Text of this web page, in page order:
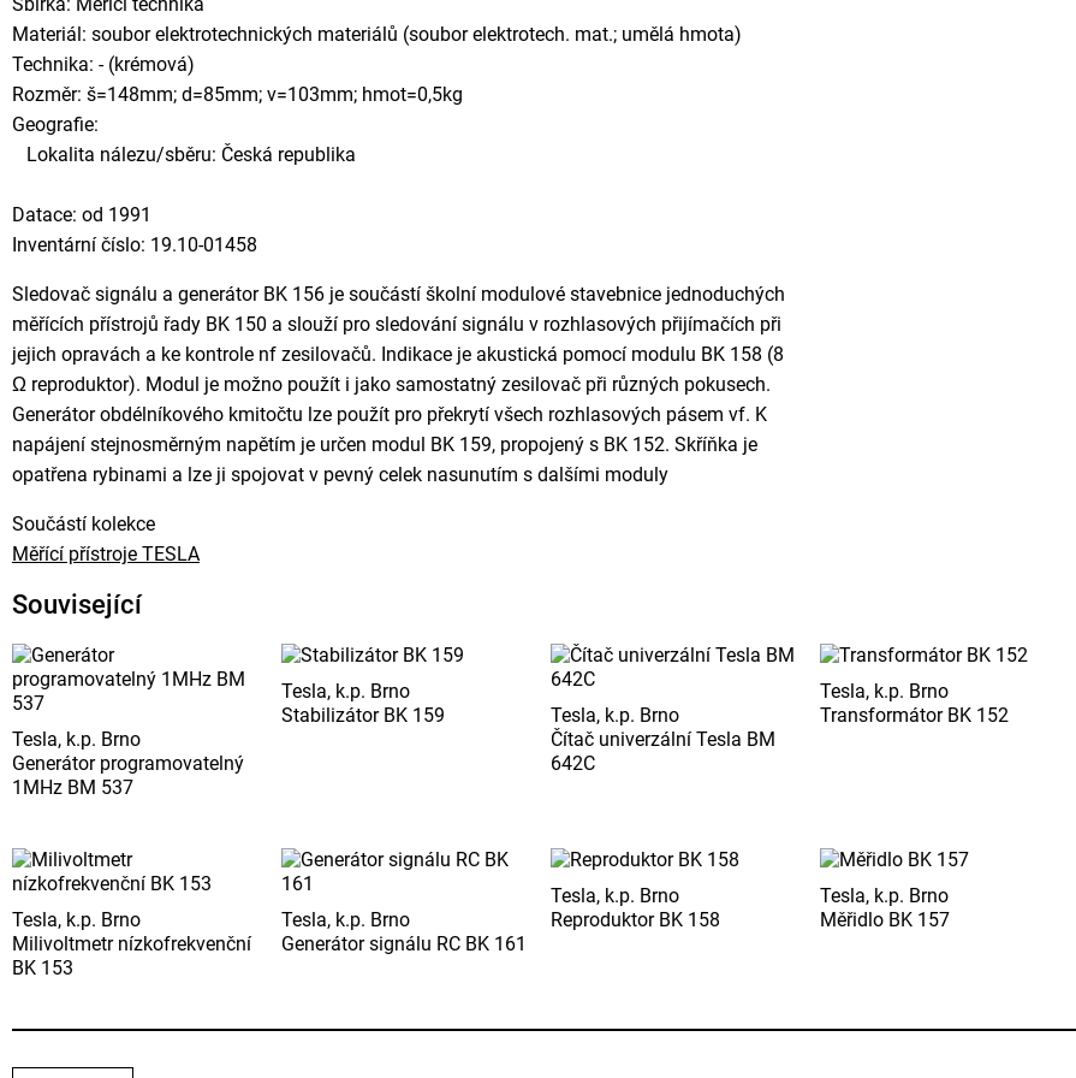
Materiál: soubor elektrotechnických materiálů (soubor elektrotech. mat.; umělá hmota)
Technika: - (krémová)
Rozměr: š=148mm; d=85mm; v=103mm; hmot=0,5kg
Geografie:
Lokalita nálezu/sběru: Česká republika
Datace: od 1991
Inventární číslo: 19.10-01458
Sledovač signálu a generátor BK 156 je součástí školní modulové stavebnice jednoduchých
měřících přístrojů řady BK 150 a slouží pro sledování signálu v rozhlasových přijímačích při
jejich opravách a ke kontrole nf zesilovačů. Indikace je akustická pomocí modulu BK 158 (8
Ω reproduktor). Modul je možno použít i jako samostatný zesilovač při různých pokusech.
Generátor obdélníkového kmitočtu lze použít pro překrytí všech rozhlasových pásem vf. K
napájení stejnosměrným napětím je určen modul BK 159, propojený s BK 152. Skříňka je
opatřena rybinami a lze ji spojovat v pevný celek nasunutím s dalšími moduly
Součástí kolekce
Měřící přístroje TESLA
Související
Tesla, k.p. Brno
Generátor programovatelný
1MHz BM 537
Tesla, k.p. Brno
Stabilizátor BK 159
Tesla, k.p. Brno
Čítač univerzální Tesla BM
642C
Tesla, k.p. Brno
Transformátor BK 152
Tesla, k.p. Brno
Milivoltmetr nízkofrekvenční
BK 153
Tesla, k.p. Brno
Generátor signálu RC BK 161
Tesla, k.p. Brno
Reproduktor BK 158
Tesla, k.p. Brno
Měřidlo BK 157